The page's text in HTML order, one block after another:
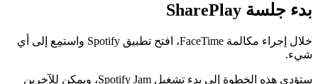
بدء جلسة SharePlay
خلال إجراء مكالمة FaceTime، افتح تطبيق Spotify واستمِع إلى أي
شيء.
ستؤدي هذه الخطوة إلى بدء تشغيل Spotify Jam، ويمكن للآخرين